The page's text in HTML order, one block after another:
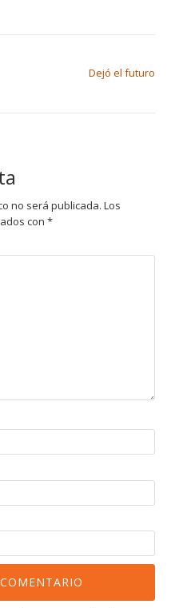
Dejó el futuro
no será publicada. Los
con *